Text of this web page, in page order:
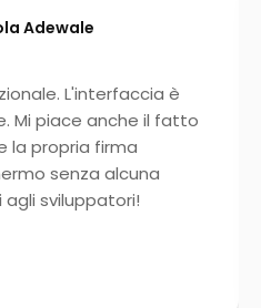
Adewale
L'interfaccia è
Mi piace anche il fatto
la propria firma
senza alcuna
sviluppatori!